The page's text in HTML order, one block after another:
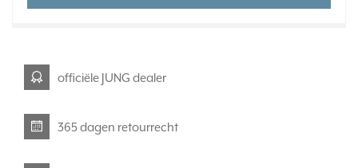
officiële JUNG dealer
365 dagen retourrecht